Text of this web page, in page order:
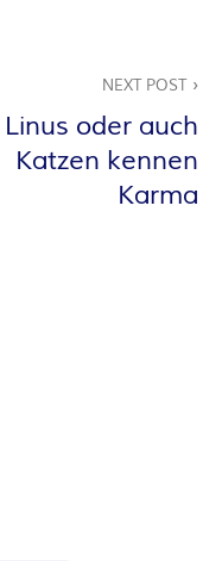
NEXT POST
Linus oder auch
Katzen kennen
Karma